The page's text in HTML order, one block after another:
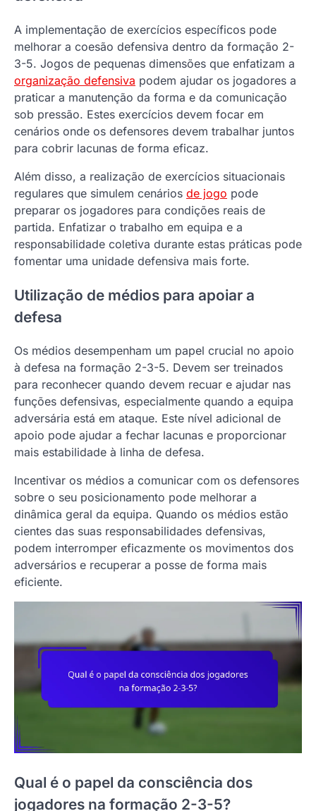
A implementação de exercícios específicos pode
melhorar a coesão defensiva dentro da formação 2-
3-5. Jogos de pequenas dimensões que enfatizam a
organização defensiva podem ajudar os jogadores a
praticar a manutenção da forma e da comunicação
sob pressão. Estes exercícios devem focar em
cenários onde os defensores devem trabalhar juntos
para cobrir lacunas de forma eficaz.
Além disso, a realização de exercícios situacionais
regulares que simulem cenários de jogo pode
preparar os jogadores para condições reais de
partida. Enfatizar o trabalho em equipa e a
responsabilidade coletiva durante estas práticas pode
fomentar uma unidade defensiva mais forte.
Utilização de médios para apoiar a
defesa
Os médios desempenham um papel crucial no apoio
à defesa na formação 2-3-5. Devem ser treinados
para reconhecer quando devem recuar e ajudar nas
funções defensivas, especialmente quando a equipa
adversária está em ataque. Este nível adicional de
apoio pode ajudar a fechar lacunas e proporcionar
mais estabilidade à linha de defesa.
Incentivar os médios a comunicar com os defensores
sobre o seu posicionamento pode melhorar a
dinâmica geral da equipa. Quando os médios estão
cientes das suas responsabilidades defensivas,
podem interromper eficazmente os movimentos dos
adversários e recuperar a posse de forma mais
eficiente.
Qual é o papel da consciência dos
jogadores na formação 2-3-5?